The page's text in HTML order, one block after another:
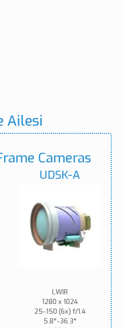
Ailesi
Cameras
UDSK-A
LWIR
1280 x 1024
25-150 (6x) f/1.4
5.8°-36.3°